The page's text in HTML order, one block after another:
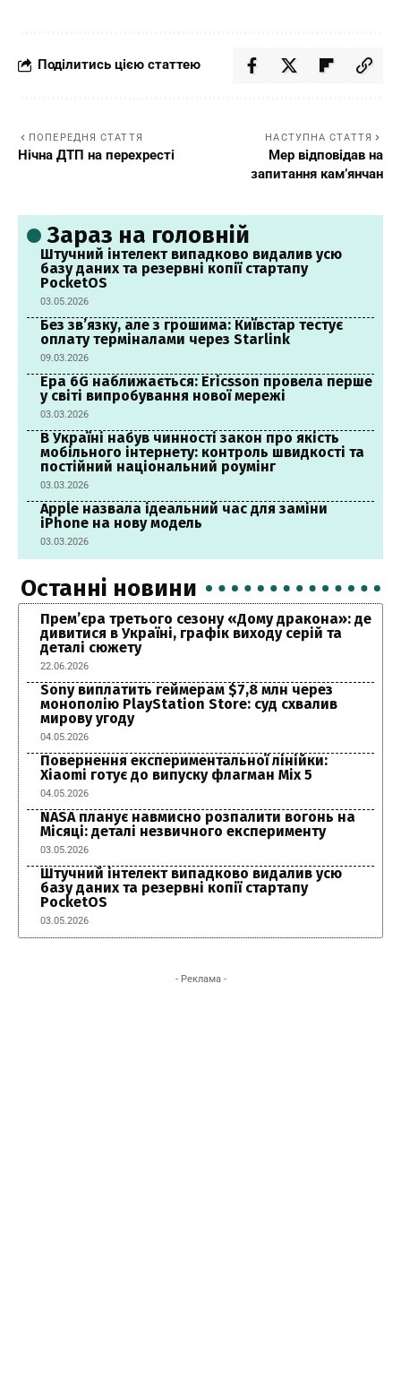
Поділитись цією статтею
ПОПЕРЕДНЯ СТАТТЯ
Нічна ДТП на перехресті
НАСТУПНА СТАТТЯ
Мер відповідав на
запитання кам’янчан
Зараз на головній
Штучний інтелект випадково видалив усю
базу даних та резервні копії стартапу
PocketOS
03.05.2026
Без зв’язку, але з грошима: Київстар тестує
оплату терміналами через Starlink
09.03.2026
Ера 6G наближається: Ericsson провела перше
у світі випробування нової мережі
03.03.2026
В Україні набув чинності закон про якість
мобільного інтернету: контроль швидкості та
постійний національний роумінг
03.03.2026
Apple назвала ідеальний час для заміни
iPhone на нову модель
03.03.2026
Останні новини
Прем’єра третього сезону «Дому дракона»: де
дивитися в Україні, графік виходу серій та
деталі сюжету
22.06.2026
Sony виплатить геймерам $7,8 млн через
монополію PlayStation Store: суд схвалив
мирову угоду
04.05.2026
Повернення експериментальної лінійки:
Xiaomi готує до випуску флагман Mix 5
04.05.2026
NASA планує навмисно розпалити вогонь на
Місяці: деталі незвичного експерименту
03.05.2026
Штучний інтелект випадково видалив усю
базу даних та резервні копії стартапу
PocketOS
03.05.2026
- Реклама -